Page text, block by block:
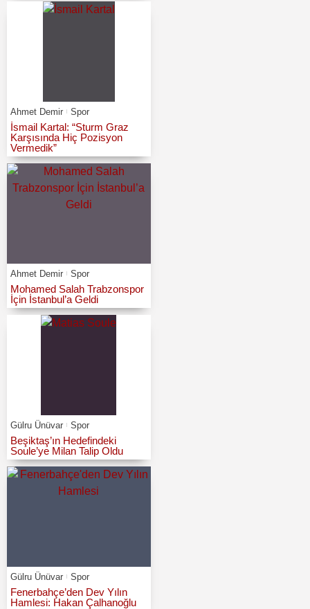
Ahmet Demir Spor
İsmail Kartal: “Sturm Graz
Karşısında Hiç Pozisyon
Vermedik”
Ahmet Demir Spor
Mohamed Salah Trabzonspor
İçin İstanbul’a Geldi
Gülru Ünüvar Spor
Beşiktaş’ın Hedefindeki
Soule’ye Milan Talip Oldu
Gülru Ünüvar Spor
Fenerbahçe’den Dev Yılın
Hamlesi: Hakan Çalhanoğlu